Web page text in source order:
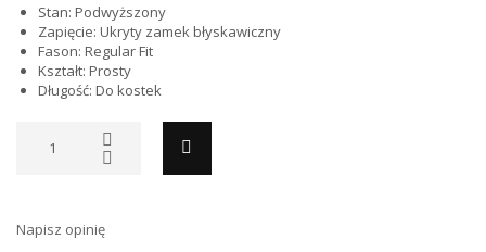
Stan: Podwyższony
Zapięcie: Ukryty zamek błyskawiczny
Fason: Regular Fit
Kształt: Prosty
Długość: Do kostek
Napisz opinię